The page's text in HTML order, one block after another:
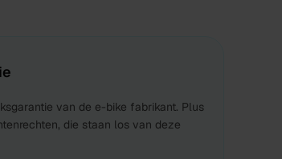
van de e-bike fabrikant. Plus
die staan los van deze